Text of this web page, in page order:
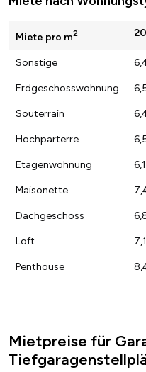
Miete pro m2
Sonstige
Erdgeschosswohnung
Souterrain
Hochparterre
Etagenwohnung
Maisonette
Dachgeschoss
Loft
Penthouse
Mietpreise für